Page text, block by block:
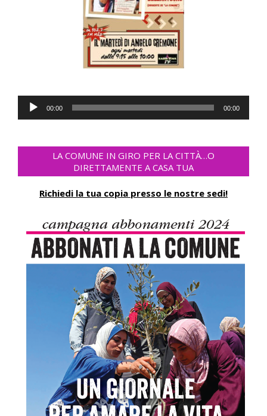
Audio
Player
00:00 00:00
LA COMUNE IN GIRO PER LA CITTÀ…O
DIRETTAMENTE A CASA TUA
Richiedi la tua copia presso le nostre sedi!